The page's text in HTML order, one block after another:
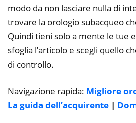
modo da non lasciare nulla di
trovare la orologio subacqueo
Quindi tieni solo a mente le tue
sfoglia l’articolo e scegli quello
di controllo.
Navigazione rapida: Migliore
La guida dell’acquirente |